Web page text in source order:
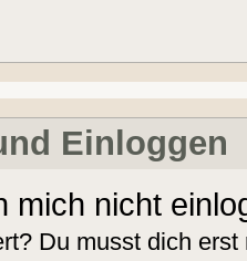
Einloggen
mich nicht
Du musst dich